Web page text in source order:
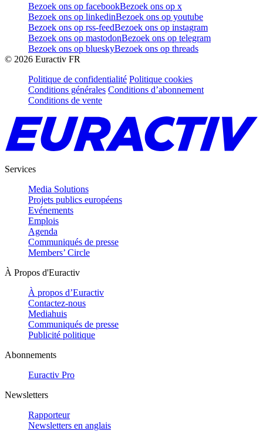
Bezoek ons op facebookBezoek ons op x
Bezoek ons op linkedinBezoek ons op youtube
Bezoek ons op rss-feedBezoek ons op instagram
Bezoek ons op mastodonBezoek ons op telegram
Bezoek ons op blueskyBezoek ons op threads
© 2026 Euractiv FR
Politique de confidentialité Politique cookies
Conditions générales Conditions d’abonnement
Conditions de vente
Services
Media Solutions
Projets publics européens
Evénements
Emplois
Agenda
Communiqués de presse
Members’ Circle
À Propos d'Euractiv
À propos d’Euractiv
Contactez-nous
Mediahuis
Communiqués de presse
Publicité politique
Abonnements
Euractiv Pro
Newsletters
Rapporteur
Newsletters en anglais